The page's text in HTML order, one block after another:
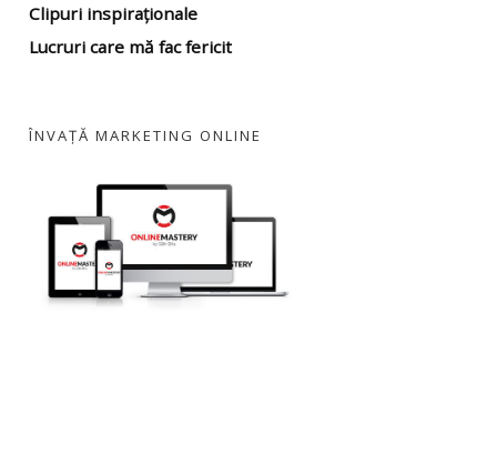
Clipuri inspiraționale
Lucruri care mă fac fericit
ÎNVAȚĂ MARKETING ONLINE